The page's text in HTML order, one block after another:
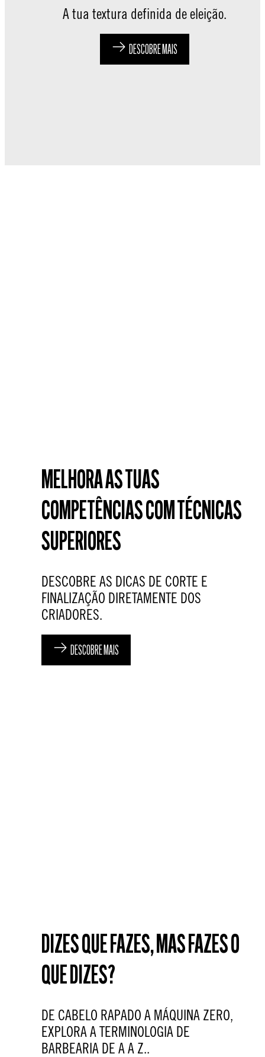
A tua textura definida de eleição.
DESCOBRE MAIS
DESCOBRE MAIS
MELHORA AS TUAS
COMPETÊNCIAS COM TÉCNICAS
SUPERIORES
DESCOBRE AS DICAS DE CORTE E
FINALIZAÇÃO DIRETAMENTE DOS
CRIADORES.
DESCOBRE MAIS
DIZES QUE FAZES, MAS FAZES O
QUE DIZES?
DE CABELO RAPADO A MÁQUINA ZERO,
EXPLORA A TERMINOLOGIA DE
BARBEARIA DE A A Z..